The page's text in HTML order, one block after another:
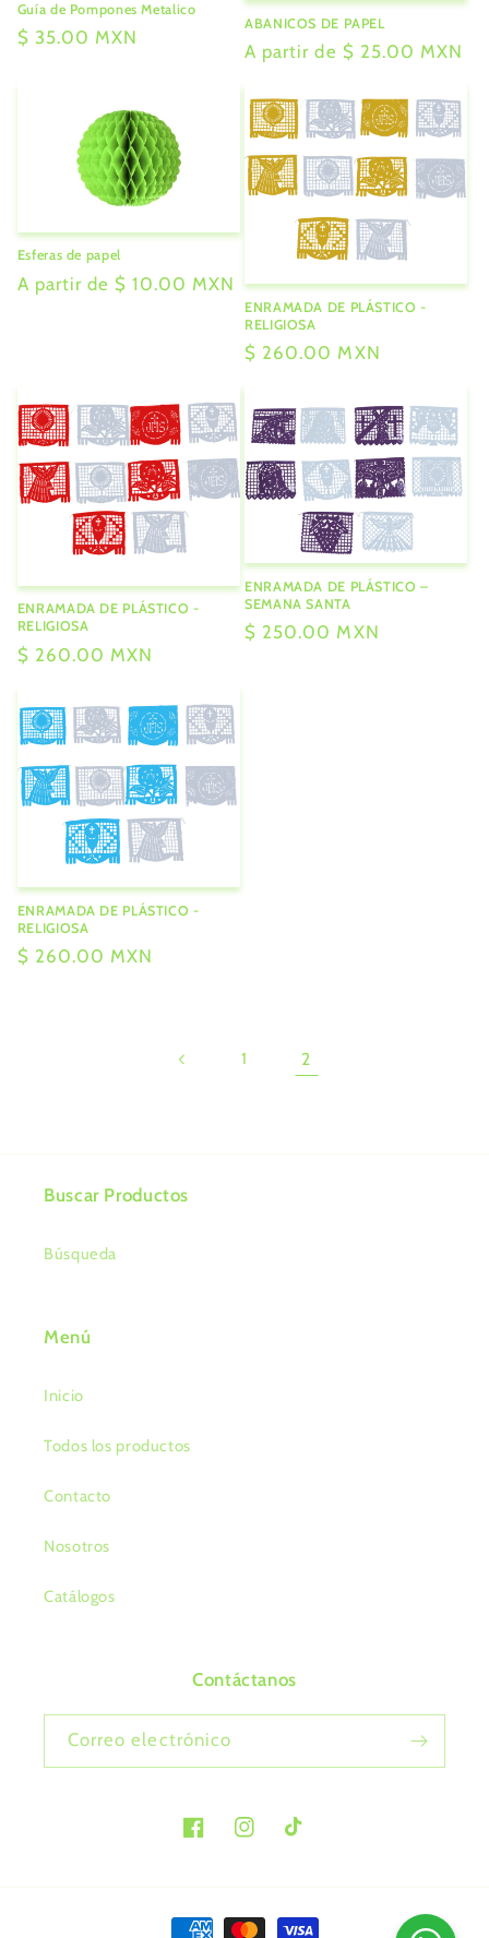
Guía de Pompones Metalico
Precio
$ 35.00 MXN
ABANICOS DE PAPEL
Precio
A partir de $ 25.00 MXN
Esferas de papel
Precio
A partir de $ 10.00 MXN
ENRAMADA DE PLÁSTICO -
RELIGIOSA
Precio
$ 260.00 MXN
ENRAMADA DE PLÁSTICO -
RELIGIOSA
Precio
$ 260.00 MXN
ENRAMADA DE PLÁSTICO –
SEMANA SANTA
Precio
$ 250.00 MXN
ENRAMADA DE PLÁSTICO -
RELIGIOSA
Precio
$ 260.00 MXN
1 2
Buscar Productos
Búsqueda
Menú
Inicio
Todos los productos
Contacto
Nosotros
Catálogos
Contáctanos
Correo electrónico
FacebookInstagramTikTok
Formas